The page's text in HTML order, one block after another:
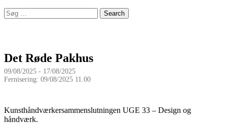
Search
for:
Det Røde Pakhus
09/08/2025 - 17/08/2025
Fernisering: 09/08/2025 11.00
Kunsthåndværkersammenslutningen UGE 33 – Design og
håndværk.